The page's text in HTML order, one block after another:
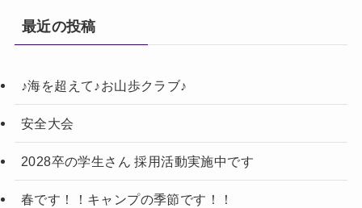
最近の投稿
♪海を超えて♪お山歩クラブ♪
安全大会
2028卒の学生さん 採用活動実施中です
春です！！キャンプの季節です！！